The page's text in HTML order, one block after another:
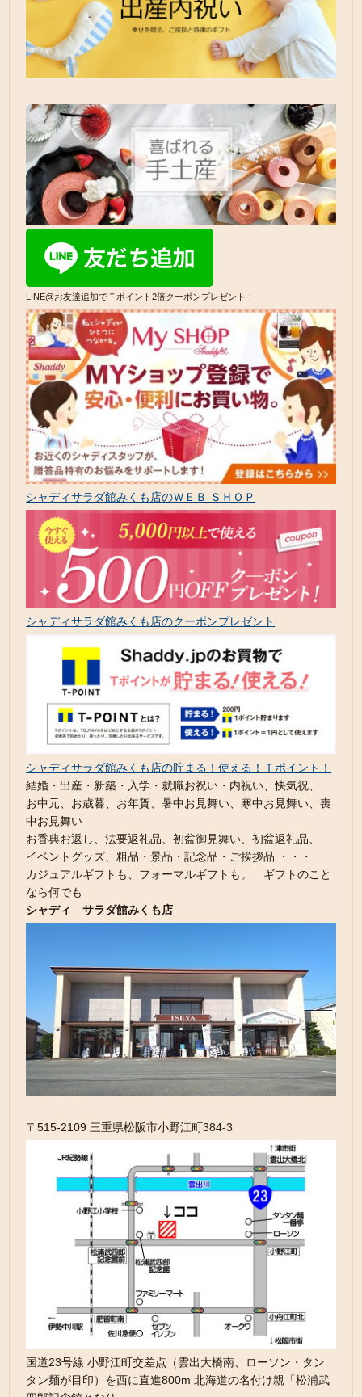
LINE@お友達追加でＴポイント2倍クーポンプレゼント！
シャディサラダ館みくも店のＷＥＢ ＳＨＯＰ
シャディサラダ館みくも店のクーポンプレゼント
シャディサラダ館みくも店の貯まる！使える！Ｔポイント！
結婚・出産・新築・入学・就職お祝い・内祝い、快気祝、
お中元、お歳暮、お年賀、暑中お見舞い、寒中お見舞い、喪
中お見舞い
お香典お返し、法要返礼品、初盆御見舞い、初盆返礼品、
イベントグッズ、粗品・景品・記念品・ご挨拶品 ・・・
カジュアルギフトも、フォーマルギフトも。 ギフトのこと
なら何でも
シャディ サラダ館みくも店
〒515-2109 三重県松阪市小野江町384-3
国道23号線 小野江町交差点（雲出大橋南、ローソン・タン
タン麺が目印）を西に直進800m 北海道の名付け親「松浦武